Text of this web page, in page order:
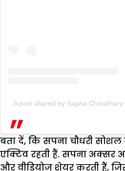
A post shared by Sapna
बता दें, कि सपना चौधरी सोशल
एक्टिव रहती हैं. सपना अक्सर
और वीडियोज शेयर करती हैं,